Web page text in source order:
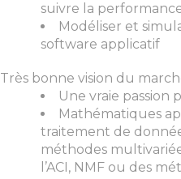
suivre la
Modéliser et
software applicatif
Très bonne vision du
Une vraie passion
Mathématiques
traitement de
méthodes
l’ACI, NMF ou des